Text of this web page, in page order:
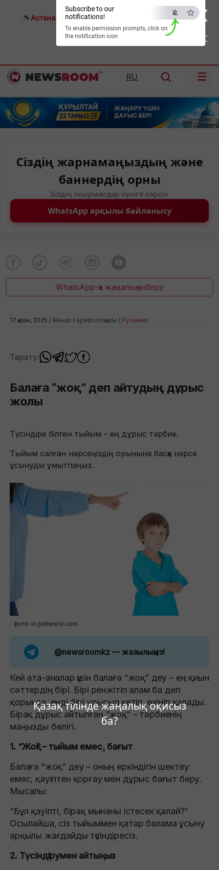
×
ESC
Қазақ тілінде жаңалық оқисыз
ба?
Subscribe to our
notifications!
To enable permission prompts, click on
the notification icon
Астана: 25°C Алматы: Шымкент:34°C
RU ☰
Сіздің жарнамаңыздың және
баннердің орны
Біздің оқырмандар күніге көрсін
WhatsApp арқылы байланысу
WhatsApp-қа жаңалық жіберу
17 қазан, 2025 / Жанар Ғарифоллақызы / Руханият
Тарату:
Балаға “жоқ” деп айтудың дұрыс
жолы
Түсіндіре білген тыйым – ең дұрыс тәрбие.
Тыйым салған нәрсеңіздің орынына басқа нәрсе
ұсынуды ұмытпаңыз.
фото: in.pinterest.com
@newsroomkz — жазылыңыз!
Кей ата-аналар үшін балаға “жоқ” деу – ең қиын
сәттердің бірі. Бірі ренжітіп алам ба деп
қорықса, енді бірі ұрысып кетіп, өкініп қалады.
Бірақ дұрыс айтылған “жоқ” – тәрбиенің
маңызды бөлігі.
1. “Жоқ” – тыйым емес, бағыт
Балаға “жоқ” деу – оның еркіндігін шектеу
емес, қауіптен қорғау мен дұрыс бағыт беру.
Мысалы:
“Бұл қауіпті, бірақ мынаны істесек қалай?”
Осылайша, сіз тыйыммен қатар балама ұсыну
арқылы жағдайды түсіндіресіз.
2. Түсіндірумен айтыңыз